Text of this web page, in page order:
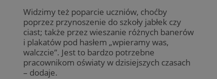
Widzimy też poparcie uczniów, choćby
poprzez przynoszenie do szkoły jabłek czy
ciast; także przez wieszanie różnych banerów
i plakatów pod hasłem „wpieramy was,
walczcie”. Jest to bardzo potrzebne
pracownikom oświaty w dzisiejszych czasach
– dodaje.